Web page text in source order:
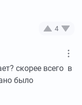
4
скорее всего в
было